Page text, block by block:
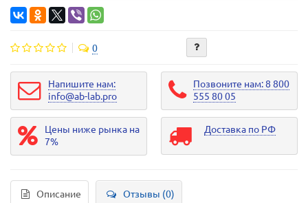
0
Напишите нам:
info@ab-lab.pro
Позвоните нам: 8 800
555 80 05
Цены ниже рынка на
7%
Доставка по РФ
Описание Отзывы (0)